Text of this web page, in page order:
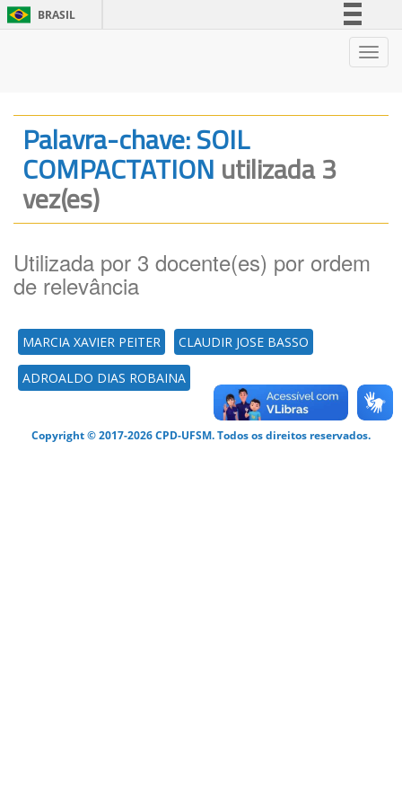
BRASIL
Canais
Palavra-chave: SOIL
COMPACTATION utilizada 3
vez(es)
Utilizada por 3 docente(es) por ordem
de relevância
MARCIA XAVIER PEITER CLAUDIR JOSE BASSO
ADROALDO DIAS ROBAINA
Copyright © 2017-2026 CPD-UFSM. Todos os direitos reservados.